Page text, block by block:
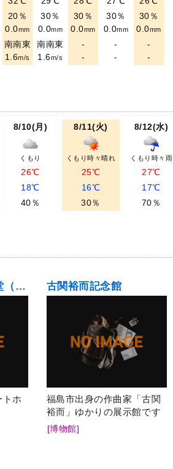
20％
0.0mm
南南東
1.6m/s
30％
0.0mm
南南東
1.6m/s
30％
0.0mm
-
-
30％
0.0mm
-
-
30％
0.0mm
-
-
8/10(月)
くもり
26℃
18℃
40％
8/11(火)
くもり時々晴れ
25℃
16℃
30％
8/12(水)
くもり時々雨
27℃
17℃
70％
ふくしん夢の音楽堂（福島市音楽堂）
トホ
古関裕而記念館
福島市出身の作曲家「古関
裕而」ゆかりの展示館です
[博物館]